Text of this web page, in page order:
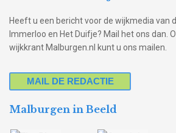
Heeft u een bericht voor de wijkmedia van
Immerloo en Het Duifje? Mail het ons dan.
wijkkrant Malburgen.nl kunt u ons mailen.
MAIL DE REDACTIE
Malburgen in Beeld